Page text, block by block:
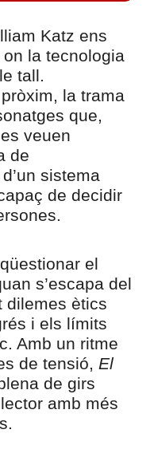
Katz ens
la tecnologia
tall.
la trama
que,
veuen
de
sistema
de decidir
el
s’escapa del
dilemes ètics
i els límits
Amb un ritme
de tensió, El
de girs
amb més